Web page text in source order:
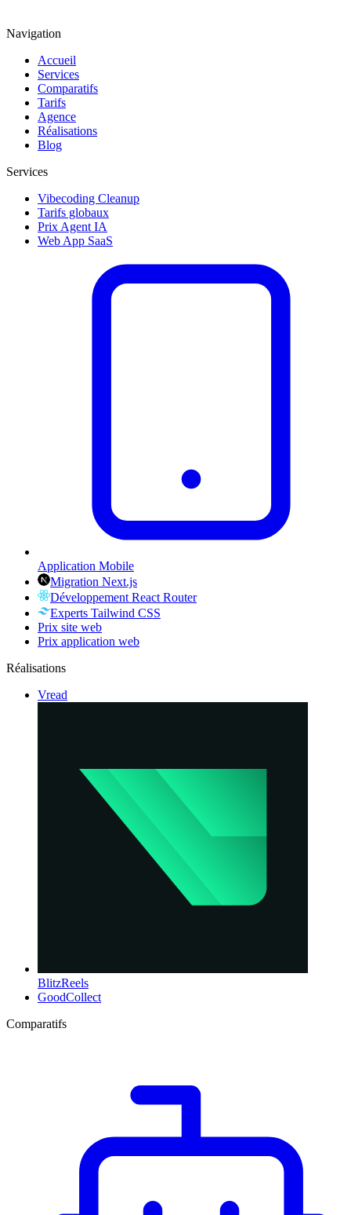
Navigation
Accueil
Services
Comparatifs
Tarifs
Agence
Réalisations
Blog
Services
Vibecoding Cleanup
Tarifs globaux
Prix Agent IA
Web App SaaS
Application Mobile
Migration Next.js
Développement React Router
Experts Tailwind CSS
Prix site web
Prix application web
Réalisations
Vread
BlitzReels
GoodCollect
Comparatifs